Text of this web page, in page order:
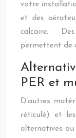
votre
et des
calcaire.
permettent de
PER et
D’autres
réticulé) et
alternatives au